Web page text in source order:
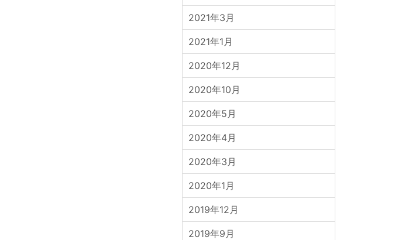
2021年3月
2021年1月
2020年12月
2020年10月
2020年5月
2020年4月
2020年3月
2020年1月
2019年12月
2019年9月